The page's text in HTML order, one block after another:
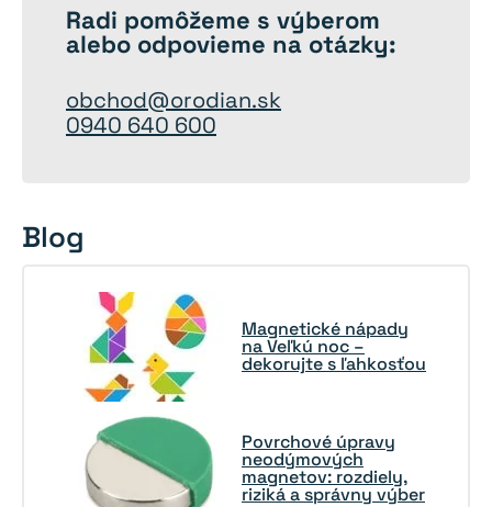
Radi pomôžeme s výberom
alebo odpovieme na otázky:
obchod@orodian.sk
0940 640 600
Blog
Magnetické nápady
na Veľkú noc –
dekorujte s ľahkosťou
Povrchové úpravy
neodýmových
magnetov: rozdiely,
riziká a správny výber